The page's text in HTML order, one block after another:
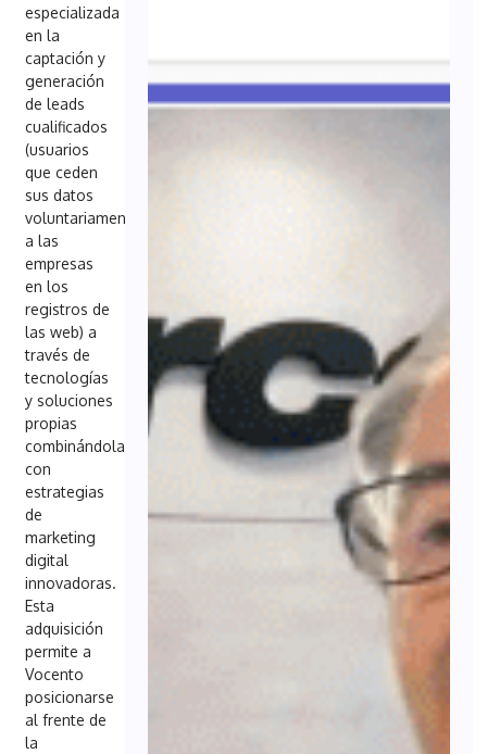
especializada
en la
captación y
generación
de leads
cualificados
(usuarios
que ceden
sus datos
voluntariamente
a las
empresas
en los
registros de
las web) a
través de
tecnologías
y soluciones
propias
combinándolas
con
estrategias
de
marketing
digital
innovadoras.
Esta
adquisición
permite a
Vocento
posicionarse
al frente de
la